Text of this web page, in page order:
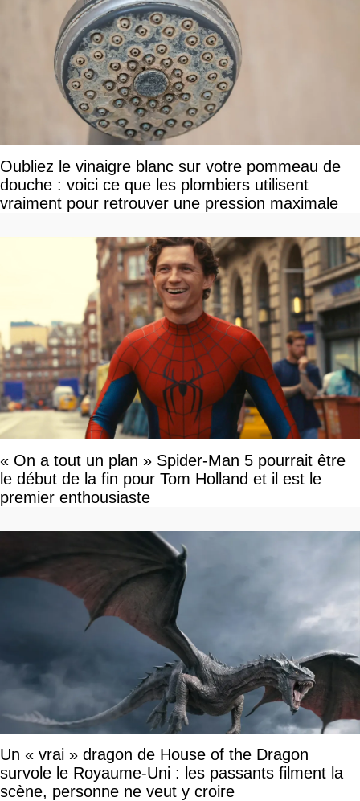
Oubliez le vinaigre blanc sur votre pommeau de
douche : voici ce que les plombiers utilisent
vraiment pour retrouver une pression maximale
« On a tout un plan » Spider-Man 5 pourrait être
le début de la fin pour Tom Holland et il est le
premier enthousiaste
Un « vrai » dragon de House of the Dragon
survole le Royaume-Uni : les passants filment la
scène, personne ne veut y croire